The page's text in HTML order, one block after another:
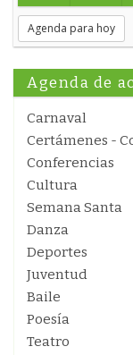
Agenda para hoy
Agenda de
Carnaval
Certámenes -
Conferencias
Cultura
Semana Santa
Danza
Deportes
Juventud
Baile
Poesía
Teatro